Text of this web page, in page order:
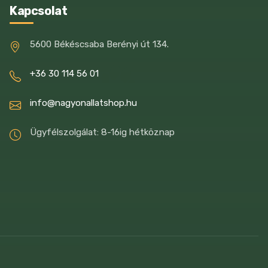
Kapcsolat
5600 Békéscsaba Berényi út 134.
+36 30 114 56 01
info@nagyonallatshop.hu
Ügyfélszolgálat: 8-16ig hétköznap